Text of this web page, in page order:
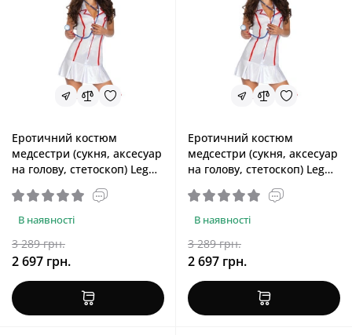
Еротичний костюм
медсестри (сукня, аксесуар
на голову, стетоскоп) Leg
Avenue Head Nurse, M/L
В наявності
3 289 грн.
2 697 грн.
Еротичний костюм
медсестри (сукня, аксесуар
на голову, стетоскоп) Leg
Avenue Head Nurse, XL
В наявності
3 289 грн.
2 697 грн.